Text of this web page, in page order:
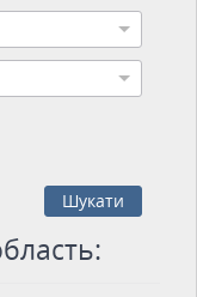
Шукати